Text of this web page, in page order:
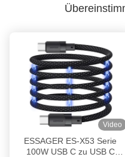
Video
ESSAGER ES-X53 Serie
100W USB C zu USB C